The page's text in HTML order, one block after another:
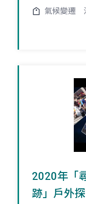
氣候變遷
2020年「
跡」戶外